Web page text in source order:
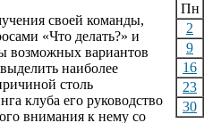
своей команды,
«Что делать?» и
возможных вариантов
наиболее
столь
клуба его руководство
внимания к нему со
Пн
2
9
16
23
30